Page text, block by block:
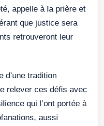
appelle à la prière et
que justice sera
retrouveront leur
d’une tradition
relever ces défis avec
qui l’ont portée à
aussi